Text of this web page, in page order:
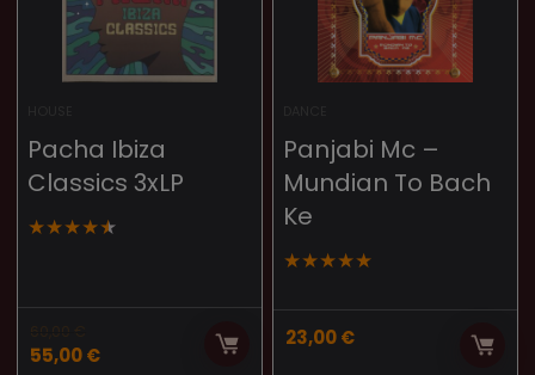
Pacha Ibiza
Classics 3xLP
★★★★★
60,00 €
55,00€
Panjabi Mc –
Mundian To Bach
Ke
★★★★★
23,00€